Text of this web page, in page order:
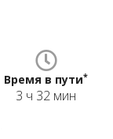
Время в пути*
3 ч 32 мин